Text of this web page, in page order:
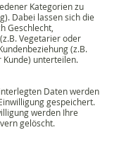
Kategorien zu
Dabei lassen sich die
Geschlecht,
Vegetarier oder
(z.B.
Kunde) unterteilen.
Daten werden
gespeichert.
werden Ihre
gelöscht.